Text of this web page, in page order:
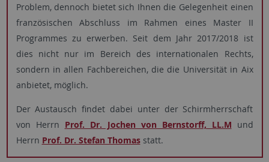
Problem, dennoch bietet sich Ihnen die Gelegenheit einen
französischen Abschluss im Rahmen eines Master II
Programmes zu erwerben. Seit dem Jahr 2017/2018 ist
dies nicht nur im Bereich des internationalen Rechts,
sondern in allen Fachbereichen, die die Universität in Aix
anbietet, möglich.
Der Austausch findet dabei unter der Schirmherrschaft
von Herrn Prof. Dr. Jochen von Bernstorff, LL.M und
Herrn Prof. Dr. Stefan Thomasstatt.